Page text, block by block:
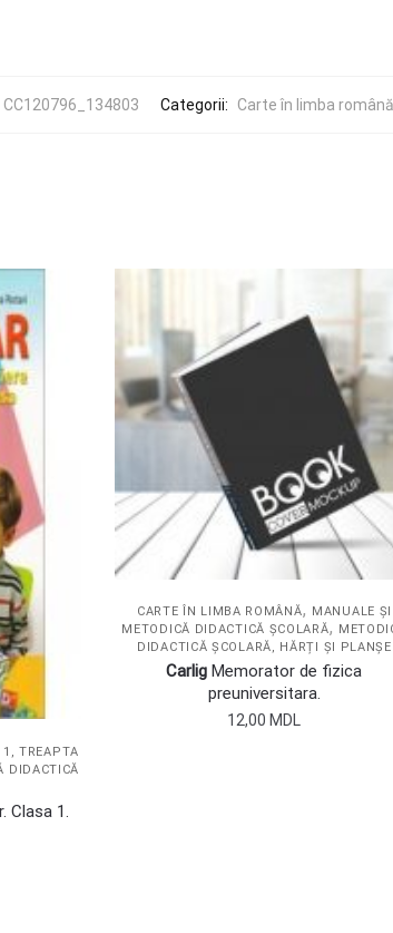
CC120796_134803 Categorii: Carte în limba română
1, TREAPTA
DIDACTICĂ
Clasa 1.
CARTE ÎN LIMBA ROMÂNĂ, MANUALE ȘI
METODICĂ DIDACTICĂ ȘCOLARĂ,
DIDACTICĂ ȘCOLARĂ, HĂRȚI ȘI PLANȘE
Carlig Memorator de fizica
preuniversitara.
12,00 MDL